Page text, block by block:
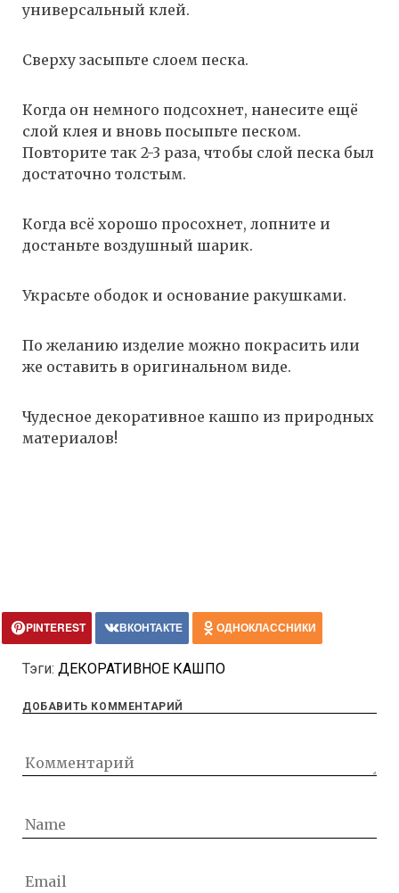
универсальный клей.
Сверху засыпьте слоем песка.
Когда он немного подсохнет, нанесите ещё
слой клея и вновь посыпьте песком.
Повторите так 2-3 раза, чтобы слой песка был
достаточно толстым.
Когда всё хорошо просохнет, лопните и
достаньте воздушный шарик.
Украсьте ободок и основание ракушками.
По желанию изделие можно покрасить или
же оставить в оригинальном виде.
Чудесное декоративное кашпо из природных
материалов!
PINTEREST ВКОНТАКТЕ ОДНОКЛАССНИКИ
Тэги: ДЕКОРАТИВНОЕ КАШПО
ДОБАВИТЬ КОММЕНТАРИЙ